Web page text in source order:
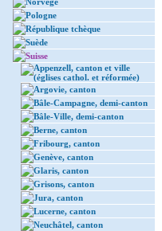
Pologne
République tchèque
Suède
Suisse
Appenzell, canton et ville
(églises cathol. et réformée)
Argovie, canton
Bâle-Campagne, demi-canton
Bâle-Ville, demi-canton
Berne, canton
Fribourg, canton
Genève, canton
Glaris, canton
Grisons, canton
Jura, canton
Lucerne, canton
Neuchâtel, canton